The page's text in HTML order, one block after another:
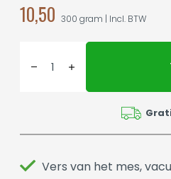
10,50 300 gram | Incl. BTW
Vers van het mes,